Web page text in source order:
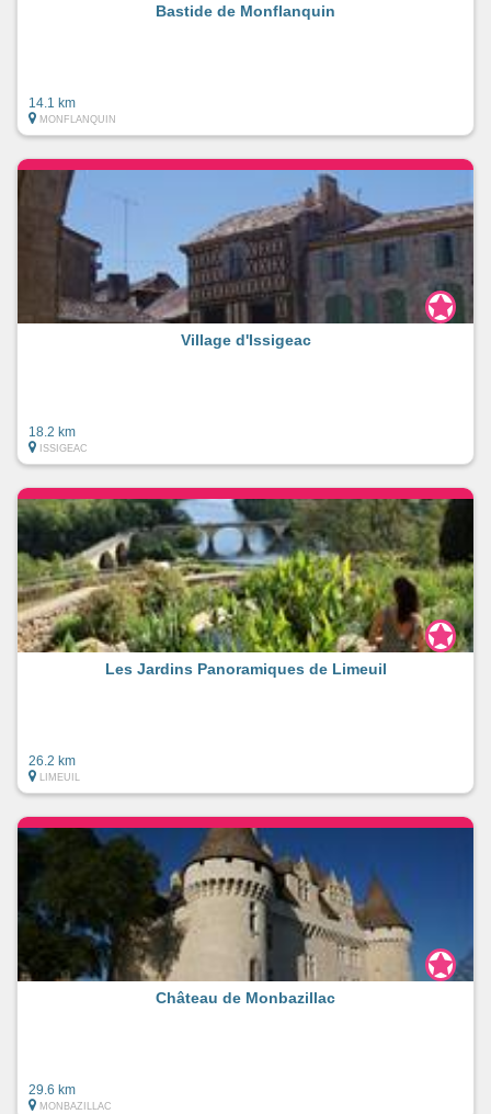
Bastide de Monflanquin
14.1 km
MONFLANQUIN
Village d'Issigeac
18.2 km
ISSIGEAC
Les Jardins Panoramiques de Limeuil
26.2 km
LIMEUIL
Château de Monbazillac
29.6 km
MONBAZILLAC